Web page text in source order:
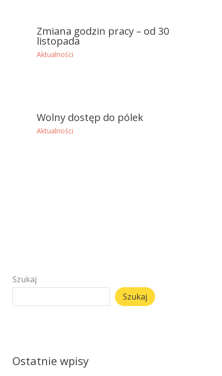
Zmiana godzin pracy – od 30
listopada
Aktualności
Wolny dostęp do pólek
Aktualności
Szukaj
Szukaj
Ostatnie wpisy